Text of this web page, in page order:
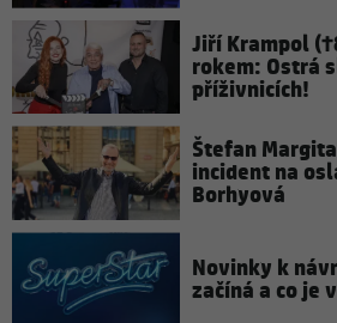
Jiří Krampol
rokem: Ostrá
příživnicích!
Štefan
incident na
Borhyová
Novinky k
začíná a co je